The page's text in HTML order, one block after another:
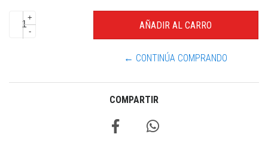
+
-
← CONTINÚA COMPRANDO
COMPARTIR